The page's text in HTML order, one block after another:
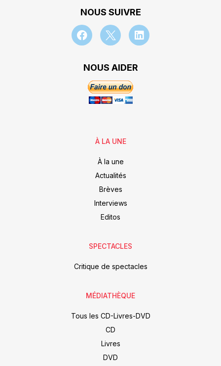
NOUS SUIVRE
NOUS AIDER
À LA UNE
À la une
Actualités
Brèves
Interviews
Editos
SPECTACLES
Critique de spectacles
MÉDIATHÈQUE
Tous les CD-Livres-DVD
CD
Livres
DVD